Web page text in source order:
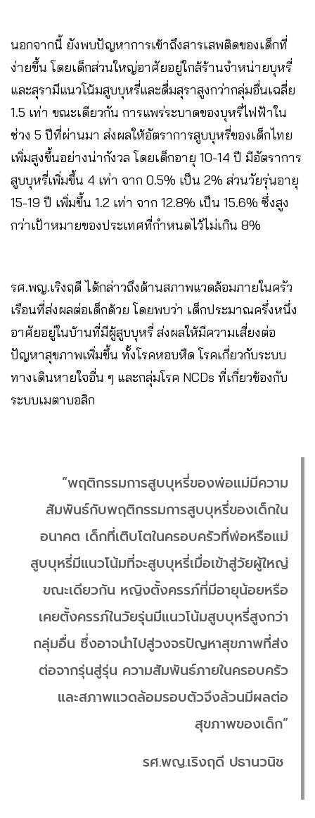
นอกจากนี้ ยังพบปัญหาการเข้าถึงสารเสพติดของเด็กที่
ง่ายขึ้น โดยเด็กส่วนใหญ่อาศัยอยู่ใกล้ร้านจำหน่ายบุหรี่
และสุรามีแนวโน้มสูบบุหรี่และดื่มสุราสูงกว่ากลุ่มอื่นเฉลี่ย
1.5 เท่า ขณะเดียวกัน การแพร่ระบาดของบุหรี่ไฟฟ้าใน
ช่วง 5 ปีที่ผ่านมา ส่งผลให้อัตราการสูบบุหรี่ของเด็กไทย
เพิ่มสูงขึ้นอย่างน่ากังวล โดยเด็กอายุ 10-14 ปี มีอัตราการ
สูบบุหรี่เพิ่มขึ้น 4 เท่า จาก 0.5% เป็น 2% ส่วนวัยรุ่นอายุ
15-19 ปี เพิ่มขึ้น 1.2 เท่า จาก 12.8% เป็น 15.6% ซึ่งสูง
กว่าเป้าหมายของประเทศที่กำหนดไว้ไม่เกิน 8%
รศ.พญ.เริงฤดี ได้กล่าวถึงด้านสภาพแวดล้อมภายในครัว
เรือนที่ส่งผลต่อเด็กด้วย โดยพบว่า เด็กประมาณครึ่งหนึ่ง
อาศัยอยู่ในบ้านที่มีผู้สูบบุหรี่ ส่งผลให้มีความเสี่ยงต่อ
ปัญหาสุขภาพเพิ่มขึ้น ทั้งโรคหอบหืด โรคเกี่ยวกับระบบ
ทางเดินหายใจอื่น ๆ และกลุ่มโรค NCDs ที่เกี่ยวข้องกับ
ระบบเมตาบอลิก
“พฤติกรรมการสูบบุหรี่ของพ่อแม่มีความ
สัมพันธ์กับพฤติกรรมการสูบบุหรี่ของเด็กใน
อนาคต เด็กที่เติบโตในครอบครัวที่พ่อหรือแม่
สูบบุหรี่มีแนวโน้มที่จะสูบบุหรี่เมื่อเข้าสู่วัยผู้ใหญ่
ขณะเดียวกัน หญิงตั้งครรภ์ที่มีอายุน้อยหรือ
เคยตั้งครรภ์ในวัยรุ่นมีแนวโน้มสูบบุหรี่สูงกว่า
กลุ่มอื่น ซึ่งอาจนำไปสู่วงจรปัญหาสุขภาพที่ส่ง
ต่อจากรุ่นสู่รุ่น ความสัมพันธ์ภายในครอบครัว
และสภาพแวดล้อมรอบตัวจึงล้วนมีผลต่อ
สุขภาพของเด็ก”
รศ.พญ.เริงฤดี ปธานวนิช